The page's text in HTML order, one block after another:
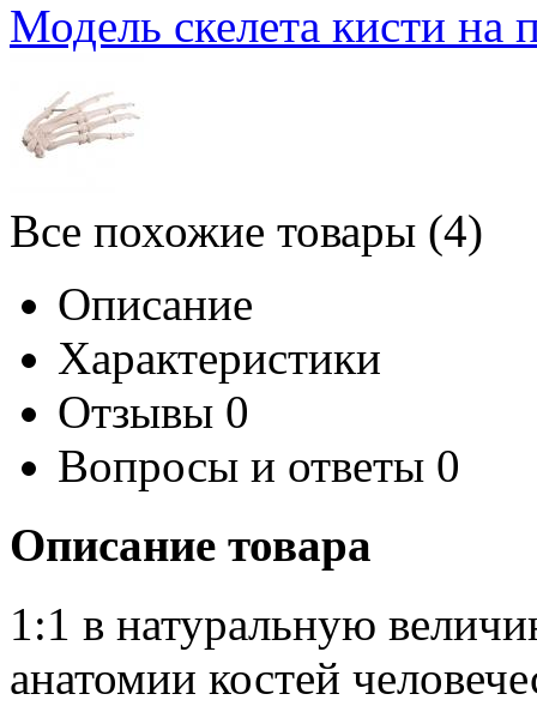
Модель скелета кисти на
Все похожие товары (4)
Описание
Характеристики
Отзывы 0
Вопросы и ответы 0
Описание товара
1:1 в натуральную
анатомии костей